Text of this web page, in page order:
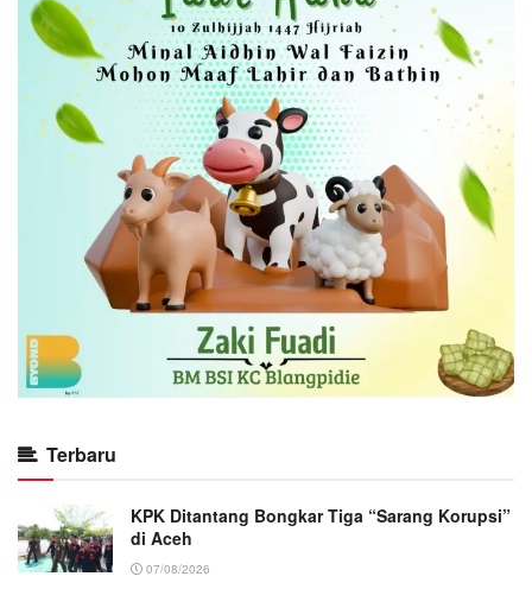
Terbaru
KPK Ditantang Bongkar Tiga “Sarang Korupsi”
di Aceh
07/08/2026